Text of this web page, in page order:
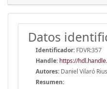
Datos
Identificador: FDVR:357
Handle: https://
Autores: Daniel Vilaró Rius
Resumen: